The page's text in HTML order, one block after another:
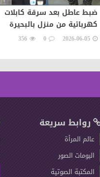
ضبط عاطل بعد سرقة كابلات
كهربائية من منزل بالبحيرة
2026-06-05
0
356
روابط سريعة
عالم المرأة
البومات الصور
المكتبة الصوتية